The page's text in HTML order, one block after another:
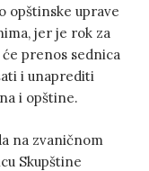
opštinske uprave
jer je rok za
prenos sednica
i unaprediti
i opštine.
na zvaničnom
Skupštine